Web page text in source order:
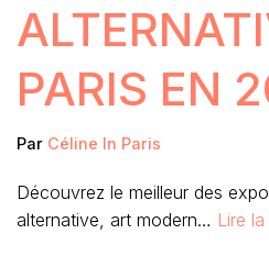
PARIS EN
Par Céline In Paris
Découvrez le meilleur des
alternative, art modern… Lire